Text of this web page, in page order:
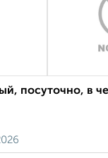
посуточно, в